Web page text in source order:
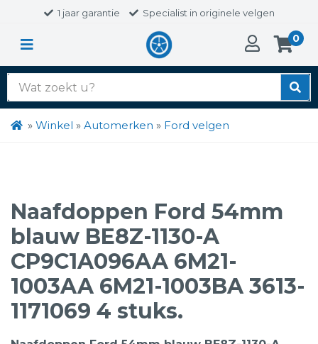
1 jaar garantie Specialist in originele velgen
0
Zoek
naar:
» Winkel » Automerken » Ford velgen
Naafdoppen Ford 54mm
blauw BE8Z-1130-A
CP9C1A096AA 6M21-
1003AA 6M21-1003BA 3613-
1171069 4 stuks.